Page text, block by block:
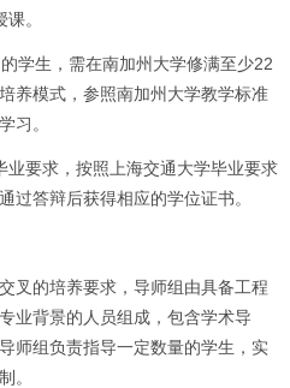
。
学生，需在南加州大学修满至少22
养模式，参照南加州大学教学标准
习。
要求，按照上海交通大学毕业要求
过答辩后获得相应的学位证书。
叉的培养要求，导师组由具备工程
业背景的人员组成，包含学术导
师组负责指导一定数量的学生，实
。